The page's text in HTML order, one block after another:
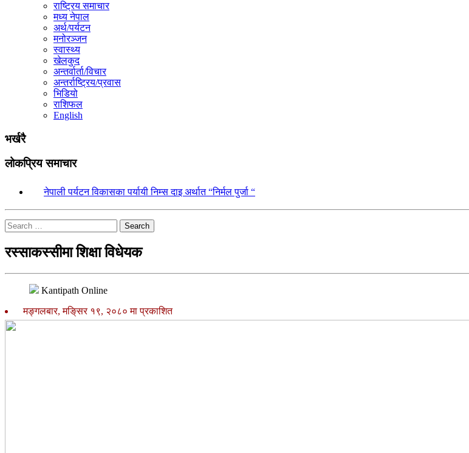
राष्ट्रिय समाचार
मध्य नेपाल
अर्थ/पर्यटन
मनोरञ्जन
स्वास्थ्य
खेलकुद
अन्तर्वार्ता/विचार
अन्तर्राष्ट्रिय/प्रवास
भिडियो
राशिफल
English
भर्खरै
लोकप्रिय समाचार
नेपाली पर्यटन विकासका पर्यायी निम्स दाइ अर्थात “निर्मल पुर्जा “
Search
रस्साकस्सीमा शिक्षा विधेयक
Kantipath Online
मङ्गलबार, मङि्सर १९, २०८० मा प्रकाशित